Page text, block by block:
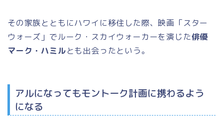
その家族とともにハワイに移住した際、映画「スター
ウォーズ」でルーク・スカイウォーカーを演じた俳優
マーク・ハミルとも出会ったという。
アルになってもモントーク計画に携わるよう
になる